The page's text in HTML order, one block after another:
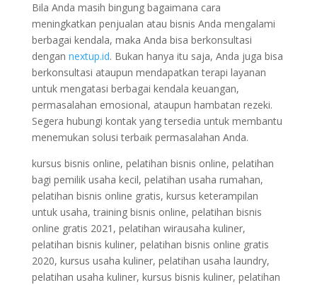
Bila Anda masih bingung bagaimana cara
meningkatkan penjualan atau bisnis Anda mengalami
berbagai kendala, maka Anda bisa berkonsultasi
dengan nextup.id. Bukan hanya itu saja, Anda juga bisa
berkonsultasi ataupun mendapatkan terapi layanan
untuk mengatasi berbagai kendala keuangan,
permasalahan emosional, ataupun hambatan rezeki.
Segera hubungi kontak yang tersedia untuk membantu
menemukan solusi terbaik permasalahan Anda.
kursus bisnis online, pelatihan bisnis online, pelatihan
bagi pemilik usaha kecil, pelatihan usaha rumahan,
pelatihan bisnis online gratis, kursus keterampilan
untuk usaha, training bisnis online, pelatihan bisnis
online gratis 2021, pelatihan wirausaha kuliner,
pelatihan bisnis kuliner, pelatihan bisnis online gratis
2020, kursus usaha kuliner, pelatihan usaha laundry,
pelatihan usaha kuliner, kursus bisnis kuliner, pelatihan